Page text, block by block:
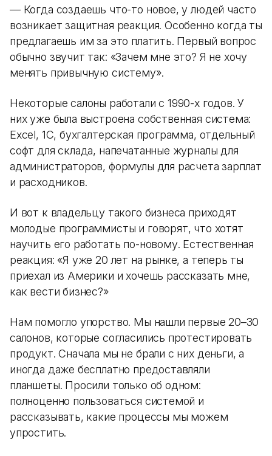
— Когда создаешь что-то новое, у людей часто
возникает защитная реакция. Особенно когда ты
предлагаешь им за это платить. Первый вопрос
обычно звучит так: «Зачем мне это? Я не хочу
менять привычную систему».
Некоторые салоны работали с 1990-х годов. У
них уже была выстроена собственная система:
Excel, 1С, бухгалтерская программа, отдельный
софт для склада, напечатанные журналы для
администраторов, формулы для расчета зарплат
и расходников.
И вот к владельцу такого бизнеса приходят
молодые программисты и говорят, что хотят
научить его работать по-новому. Естественная
реакция: «Я уже 20 лет на рынке, а теперь ты
приехал из Америки и хочешь рассказать мне,
как вести бизнес?»
Нам помогло упорство. Мы нашли первые 20–30
салонов, которые согласились протестировать
продукт. Сначала мы не брали с них деньги, а
иногда даже бесплатно предоставляли
планшеты. Просили только об одном:
полноценно пользоваться системой и
рассказывать, какие процессы мы можем
упростить.